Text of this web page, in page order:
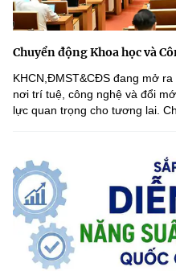
Chuyển động Khoa học và
KHCN,ĐMST&CĐS đang mở
nơi trí tuệ, công nghệ và đổi
lực quan trọng cho tương lai.